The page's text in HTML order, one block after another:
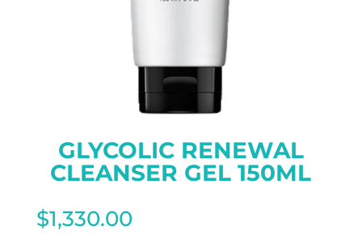
GLYCOLIC RENEWAL
CLEANSER GEL 150ML
$1,330.00